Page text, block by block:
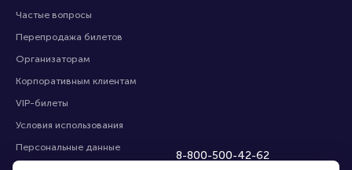
Частые вопросы
Перепродажа билетов
Организаторам
Корпоративным клиентам
VIP-билеты
Условия использования
Персональные данные
8-800-500-42-62